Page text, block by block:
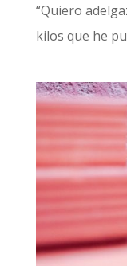
“Quiero
kilos que he